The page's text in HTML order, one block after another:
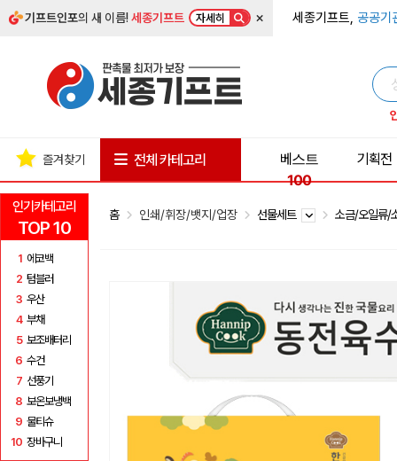
기프트인포의 새 이름!세종기프트 자세히 × 세종기프트, 공공기
인기카테고리
TOP 10
1 에코백
2 텀블러
3 우산
4 부채
5 보조배터리
6 수건
7 선풍기
8 보온보냉백
9 물티슈
10 장바구니
즐겨찾기 전체 카테고리
베스트
100
기획전
홈 인쇄/휘장/뱃지/업장 선물세트 소금/오일류/